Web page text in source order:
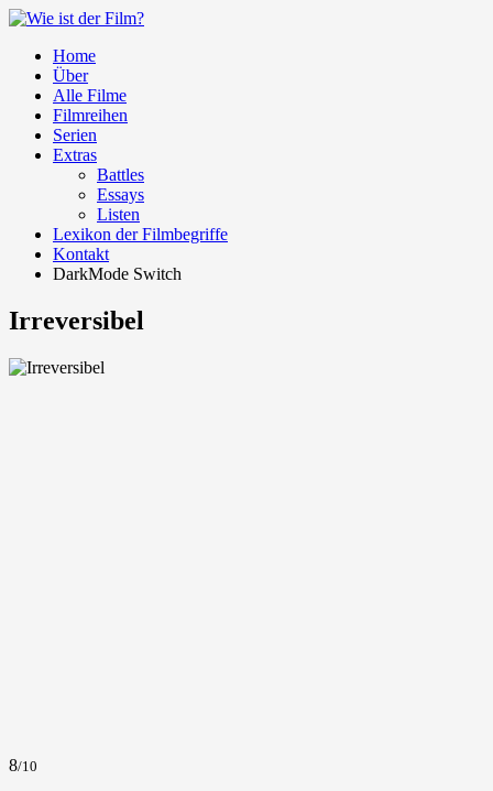
Home
Über
Alle Filme
Filmreihen
Serien
Extras
Battles
Essays
Listen
Lexikon der Filmbegriffe
Kontakt
DarkMode Switch
Irreversibel
8/10